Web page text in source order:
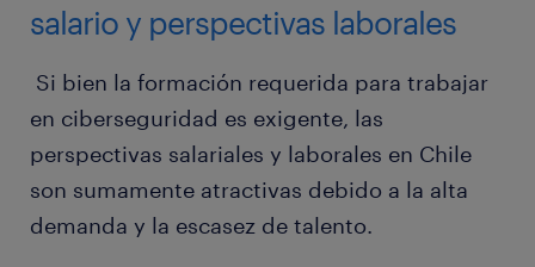
salario y perspectivas laborales
Si bien la formación requerida para trabajar
en ciberseguridad es exigente, las
perspectivas salariales y laborales en Chile
son sumamente atractivas debido a la alta
demanda y la escasez de talento.